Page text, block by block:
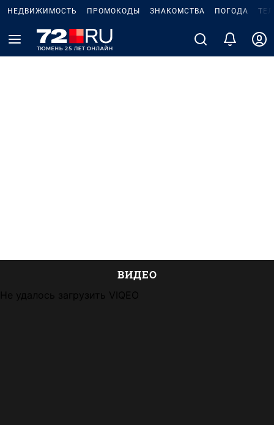
НЕДВИЖИМОСТЬ ПРОМОКОДЫ ЗНАКОМСТВА ПОГОДА
ВИДЕО
Не удалось загрузить VIQEO